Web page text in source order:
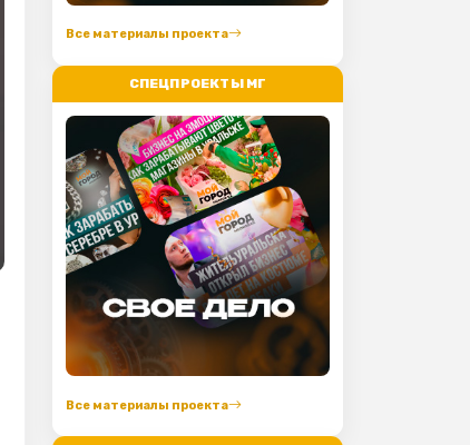
Все материалы проекта
СПЕЦПРОЕКТЫ МГ
Все материалы проекта